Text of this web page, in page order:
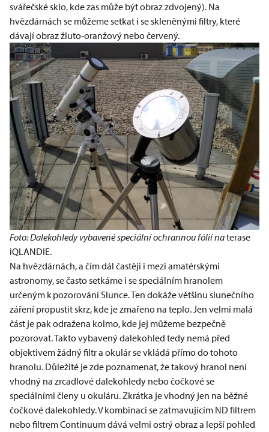
svářečské sklo, kde zas může být obraz zdvojený). Na
hvězdárnách se můžeme setkat i se skleněnými filtry, které
dávají obraz žluto-oranžový nebo červený.
Foto: Dalekohledy vybavené speciální ochrannou fólií naterase
iQLANDIE.
Na hvězdárnách, a čím dál častěji i mezi amatérskými
astronomy, se často setkáme i se speciálním hranolem
určeným k pozorování Slunce. Ten dokáže většinu slunečního
záření propustit skrz, kde je zmařeno na teplo. Jen velmi malá
část je pak odražena kolmo, kde jej můžeme bezpečně
pozorovat. Takto vybavený dalekohled tedy nemá před
objektivem žádný filtr a okulár se vkládá přímo do tohoto
hranolu. Důležité je zde poznamenat, že takový hranol není
vhodný na zrcadlové dalekohledy nebo čočkové se
speciálními členy u okuláru. Zkrátka je vhodný jen na běžné
čočkové dalekohledy. V kombinaci se zatmavujícím ND filtrem
nebo filtrem Continuum dává velmi ostrý obraz a lepší pohled